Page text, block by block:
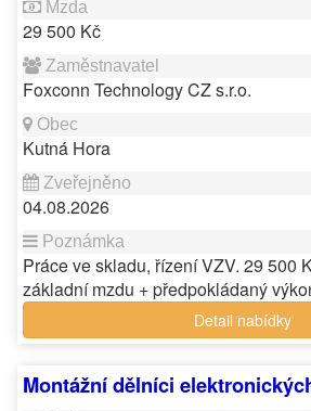
29 500 Kč
Foxconn Technology CZ s.r.o.
Kutná Hora
04.08.2026
Práce ve skladu, řízení VZV. 29 500
základní mzdu + předpokládaný
Detail nabídky
Montážní dělníci